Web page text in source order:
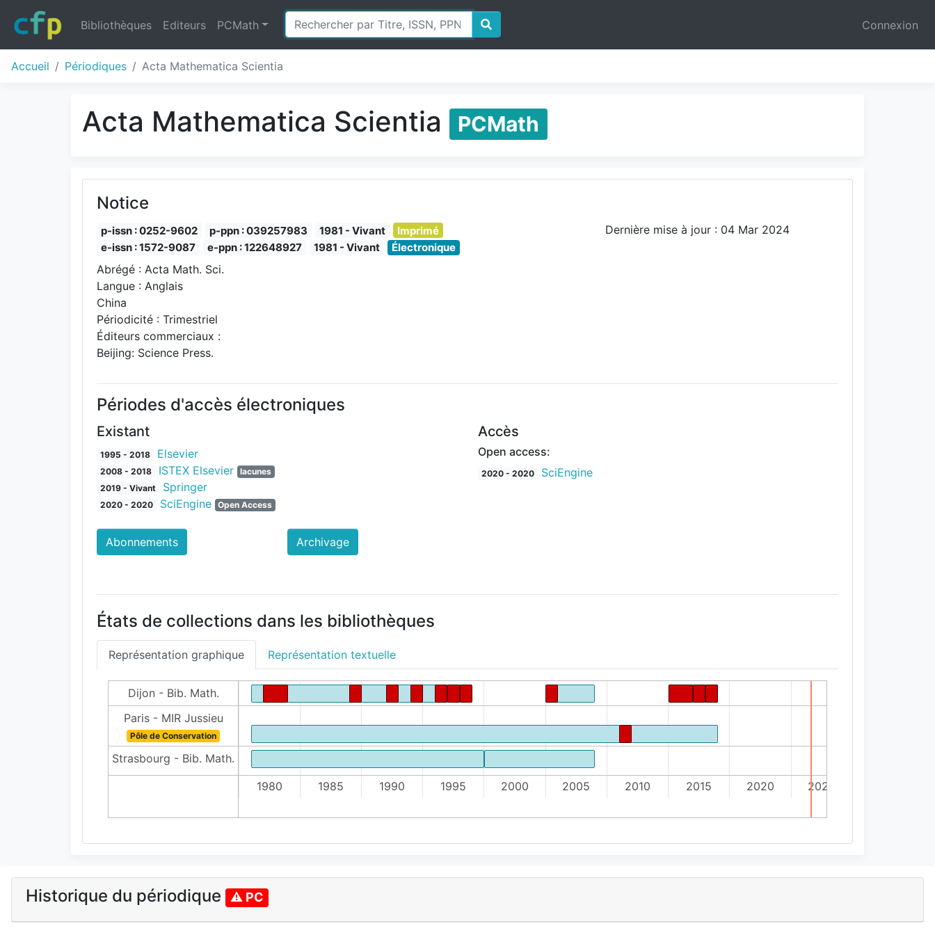
Bibliothèques Editeurs PCMath Connexion
Accueil Périodiques Acta Mathematica Scientia
Acta Mathematica Scientia PCMath
Notice
p-issn : 0252-9602 p-ppn : 039257983 1981 - Vivant
Imprimé
e-issn : 1572-9087
e-ppn : 122648927 1981 - Vivant Électronique
Abrégé : Acta Math. Sci.
Langue : Anglais
China
Périodicité : Trimestriel
Éditeurs commerciaux :
Beijing: Science Press.
Dernière mise à jour : 04 Mar 2024
Périodes d'accès électroniques
Existant
1995 - 2018 Elsevier
2008 - 2018 ISTEX Elsevier
lacunes
2019 - Vivant
Springer
2020 - 2020 SciEngine Open Access
Accès
Open access:
2020 - 2020 SciEngine
Abonnements Archivage
États de collections dans les bibliothèques
Représentation graphique Représentation textuelle
Dijon - Bib. Math.
Paris - MIR Jussieu
Pôle de Conservation
Strasbourg - Bib. Math.
1980
1985 1990 1995 2000 2005 2010 2015 2020 2025
Historique du périodique ⚠ PC